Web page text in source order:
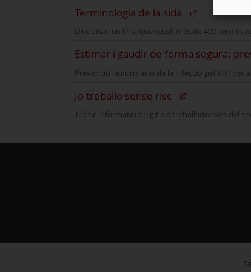
Terminologia de la sida (Obre en una nova
Diccionari en línia que recull més de 400
Estimar i gaudir de forma segura:
Prevenció i informació de la infecció pel VIH per
Jo treballo sense risc (Obre en una nova
Tríptic informatiu dirigit als treballadors/es del